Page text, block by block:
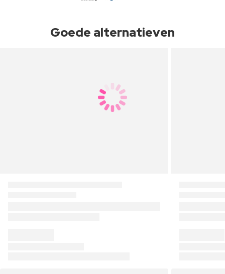
Goede alternatieven